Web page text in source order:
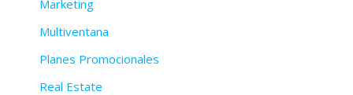
Marketing
Multiventana
Planes Promocionales
Real Estate